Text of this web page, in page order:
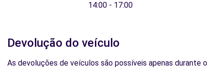
14:00 - 17:00
Devolução do veículo
As devoluções de veículos são possíveis apenas durante o